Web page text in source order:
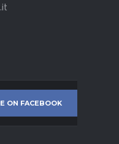
ON FACEBOOK